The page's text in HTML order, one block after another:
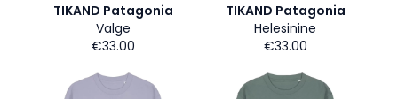
TIKAND Patagonia
Valge
€33.00
TIKAND Patagonia
Helesinine
€33.00